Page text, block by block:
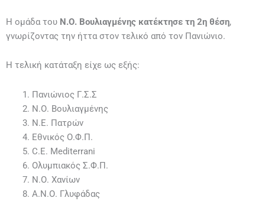
H ομάδα του Ν.Ο. Βουλιαγμένης κατέκτησε τη 2η θέση,
γνωρίζοντας την ήττα στον τελικό από τον Πανιώνιο.
Η τελική κατάταξη είχε ως εξής:
Πανιώνιος Γ.Σ.Σ
Ν.Ο. Βουλιαγμένης
Ν.Ε. Πατρών
Εθνικός Ο.Φ.Π.
C.E. Mediterrani
Ολυμπιακός Σ.Φ.Π.
Ν.Ο. Χανίων
Α.Ν.Ο. Γλυφάδας